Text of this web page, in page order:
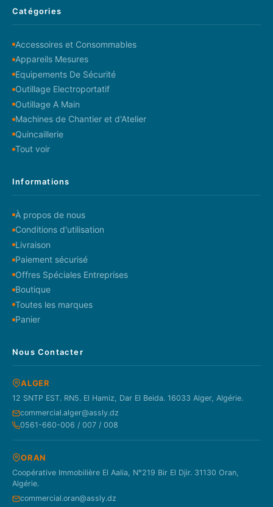
Catégories
Accessoires et Consommables
Appareils Mesures
Equipements De Sécurité
Outillage Electroportatif
Outillage A Main
Machines de Chantier et d'Atelier
Quincaillerie
Tout voir
Informations
À propos de nous
Conditions d'utilisation
Livraison
Paiement sécurisé
Offres Spéciales Entreprises
Boutique
Toutes les marques
Panier
Nous Contacter
ALGER
12 SNTP EST. RN5. El Hamiz, Dar El Beida. 16033 Alger, Algérie.
commercial.alger@assly.dz
0561-660-006 / 007 / 008
ORAN
Coopérative Immobilière El Aalia, N°219 Bir El Djir. 31130 Oran,
Algérie.
commercial.oran@assly.dz